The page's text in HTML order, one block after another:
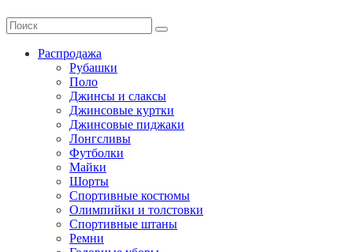
Распродажа
Рубашки
Поло
Джинсы и слаксы
Джинсовые куртки
Джинсовые пиджаки
Лонгсливы
Футболки
Майки
Шорты
Спортивные костюмы
Олимпийки и толстовки
Спортивные штаны
Ремни